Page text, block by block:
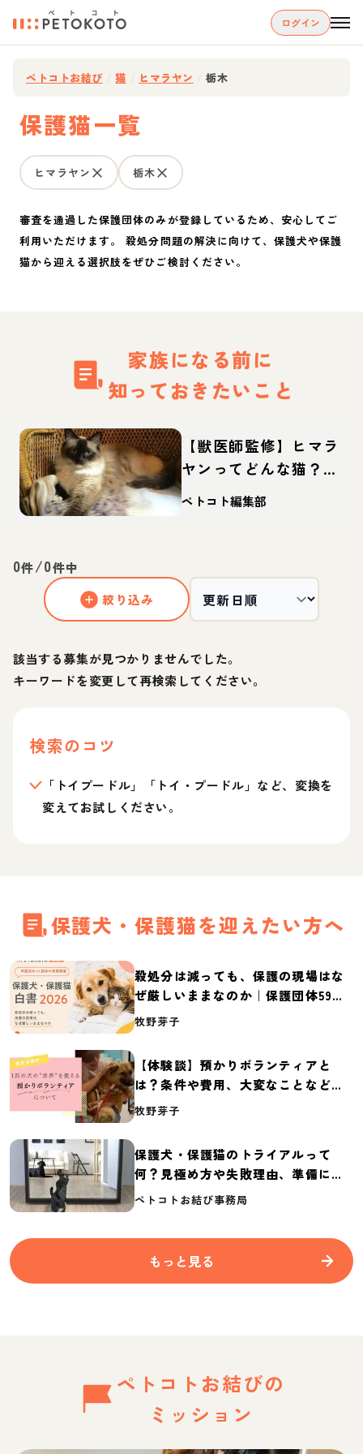
ログイン
ペトコトお結び 猫 ヒマラヤン 栃木
保護猫一覧
ヒマラヤン 栃木
審査を通過した保護団体のみが登録しているため、安心してご
利用いただけます。 殺処分問題の解決に向けて、保護犬や保護
猫から迎える選択肢をぜひご検討ください。
家族になる前に
知っておきたいこと
【獣医師監修】ヒマラ
ヤンってどんな猫？性
格・体重・寿命の特
徴・迎え方
ペトコト編集部
0件/0件中
絞り込み
該当する募集が見つかりませんでした。
キーワードを変更して再検索してください。
検索のコツ
「トイプードル」「トイ・プードル」など、変換を
変えてお試しください。
保護犬・保護猫を迎えたい方へ
殺処分は減っても、保護の現場はな
ぜ厳しいままなのか｜保護団体59団
体の実態調査【保護犬・保護猫白書
牧野芽子
【体験談】預かりボランティアと
は？条件や費用、大変なことなど紹
介
牧野芽子
保護犬・保護猫のトライアルって
何？見極め方や失敗理由、準備に必
要なものを紹介
ペトコトお結び事務局
もっと見る
ペトコトお結びの
ミッション